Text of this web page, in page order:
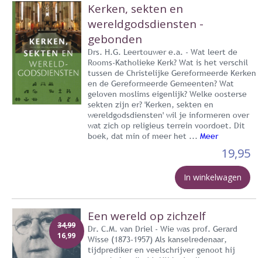
Kerken, sekten en
wereldgodsdiensten -
gebonden
Drs. H.G. Leertouwer e.a. - Wat leert de
Rooms-Katholieke Kerk? Wat is het verschil
tussen de Christelijke Gereformeerde Kerken
en de Gereformeerde Gemeenten? Wat
geloven moslims eigenlijk? Welke oosterse
sekten zijn er? 'Kerken, sekten en
wereldgodsdiensten' wil je informeren over
wat zich op religieus terrein voordoet. Dit
boek, dat min of meer het ... Meer
19,95
In winkelwagen
34,99
16,99
Een wereld op zichzelf
Dr. C.M. van Driel - Wie was prof. Gerard
Wisse (1873-1957) Als kanselredenaar,
tijdprediker en veelschrijver genoot hij